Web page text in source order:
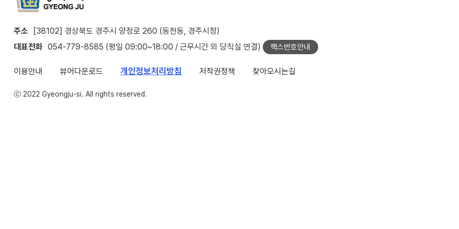
주소
[38102] 경상북도 경주시 양정로 260 (동천동, 경주시청)
대표전화 054-779-8585 (평일 09:00~18:00 / 근무시간 외 당직실 연결) 팩스번호안내
이용안내 뷰어다운로드 개인정보처리방침 저작권정책 찾아오시는길
ⓒ 2022 Gyeongju-si. All rights reserved.